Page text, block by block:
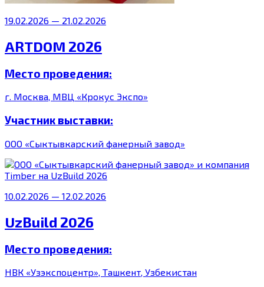
19.02.2026 — 21.02.2026
ARTDOM 2026
Место проведения:
г. Москва, МВЦ «Крокус Экспо»
Участник выставки:
ООО «Сыктывкарский фанерный завод»
10.02.2026 — 12.02.2026
UzBuild 2026
Место проведения:
НВК «Узэкспоцентр», Ташкент, Узбекистан